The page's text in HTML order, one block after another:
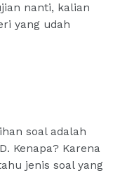
nanti, kalian
yang udah
soal adalah
Kenapa? Karena
jenis soal yang